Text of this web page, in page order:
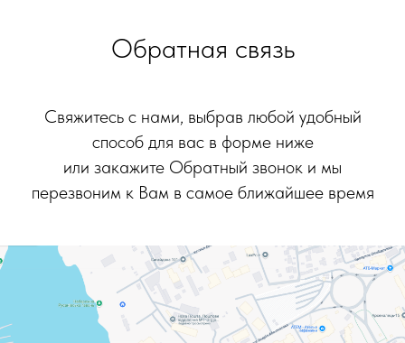
Обратная связь
Свяжитесь с нами, выбрав любой удобный
способ для вас в форме ниже
или закажите Обратный звонок и мы
перезвоним к Вам в самое ближайшее время